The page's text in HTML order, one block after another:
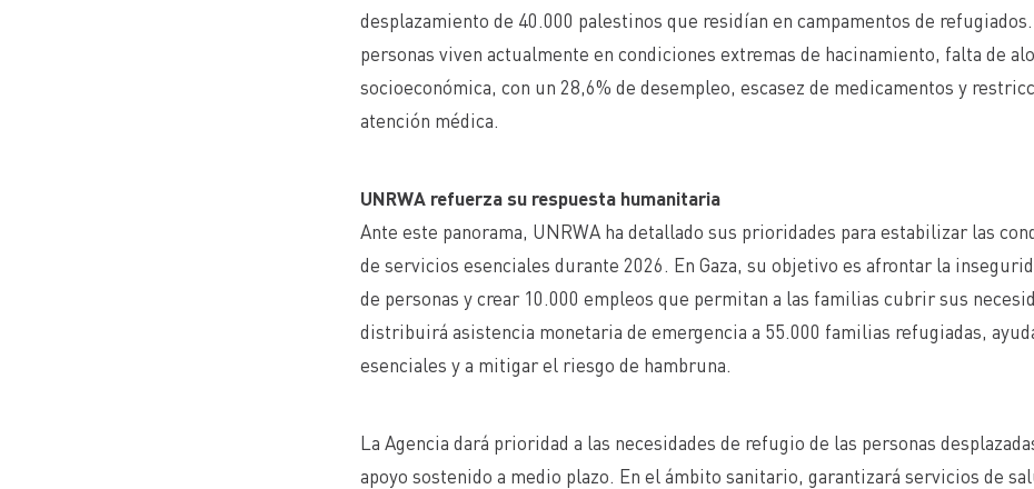
desplazamiento de 40.000 palestinos que residían en campamentos de
personas viven actualmente en condiciones extremas de hacinamiento, falta de
socioeconómica, con un 28,6% de desempleo, escasez de medicamentos y
atención médica.
UNRWA refuerza su respuesta humanitaria
Ante este panorama, UNRWA ha detallado sus prioridades para estabilizar las
de servicios esenciales durante 2026. En Gaza, su objetivo es afrontar la
de personas y crear 10.000 empleos que permitan a las familias cubrir sus
distribuirá asistencia monetaria de emergencia a 55.000 familias refugiadas,
esenciales y a mitigar el riesgo de hambruna.
La Agencia dará prioridad a las necesidades de refugio de las personas
apoyo sostenido a medio plazo. En el ámbito sanitario, garantizará servicios de